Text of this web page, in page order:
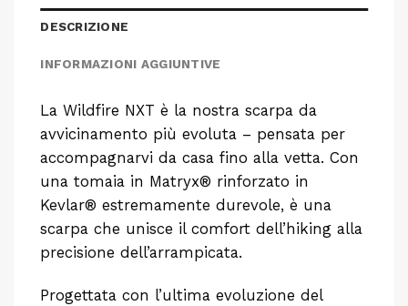
DESCRIZIONE
INFORMAZIONI AGGIUNTIVE
La Wildfire NXT è la nostra scarpa da
avvicinamento più evoluta – pensata per
accompagnarvi da casa fino alla vetta. Con
una tomaia in Matryx® rinforzato in
Kevlar® estremamente durevole, è una
scarpa che unisce il comfort dell’hiking alla
precisione dell’arrampicata.
Progettata con l’ultima evoluzione del